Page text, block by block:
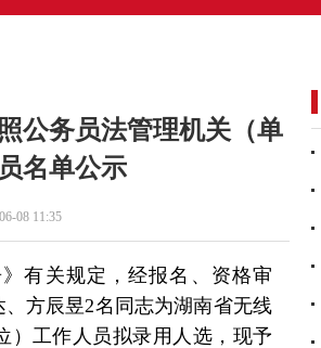
公务员法管理机关（单
名单公示
08 11:35
有关规定，经报名、资格审
方辰昱2名同志为湖南省无线
）工作人员拟录用人选，现予